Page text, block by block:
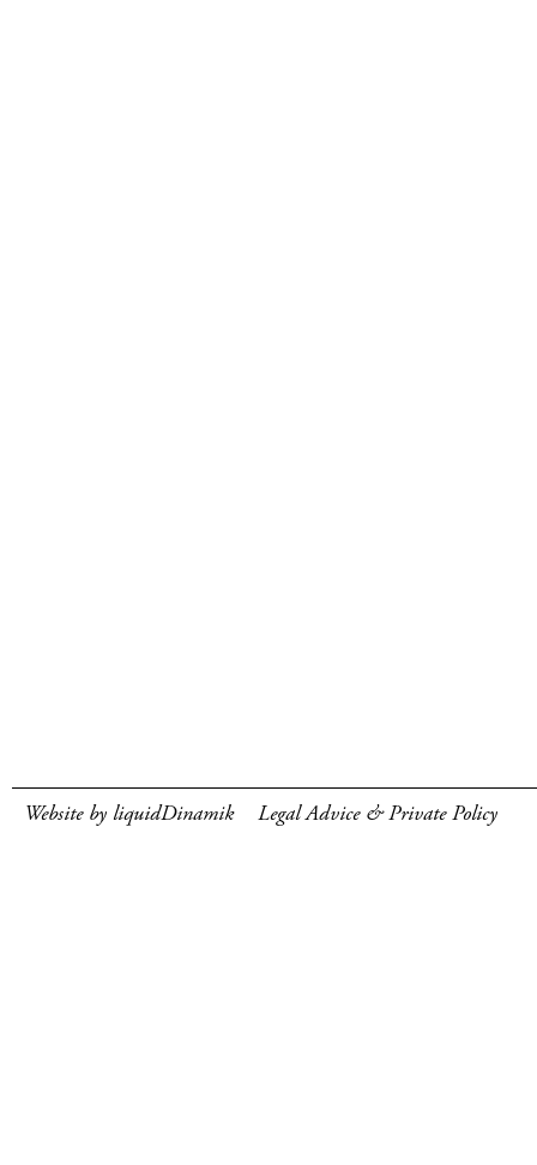
Website by liquidDinamik Legal Advice & Private Policy